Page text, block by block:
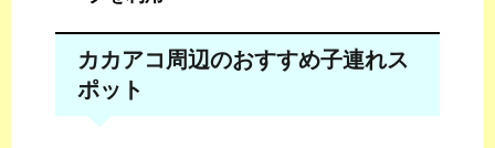
カカアコ周辺のおすすめ子連れス
ポット